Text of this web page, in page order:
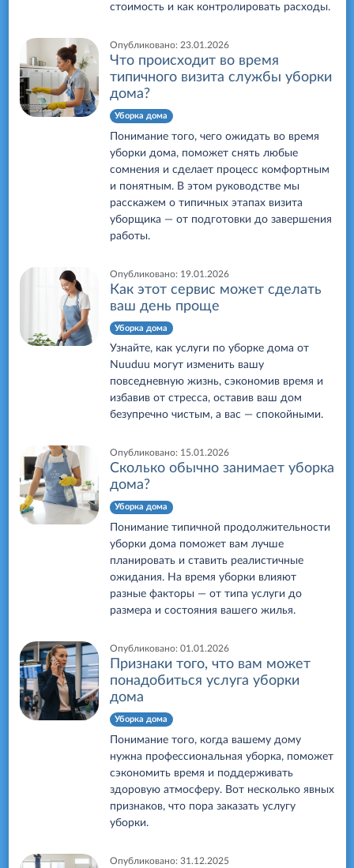
стоимость и как контролировать расходы.
Опубликовано: 23.01.2026
Что происходит во время
типичного визита службы уборки
дома?
Уборка дома
Понимание того, чего ожидать во время
уборки дома, поможет снять любые
сомнения и сделает процесс комфортным
и понятным. В этом руководстве мы
расскажем о типичных этапах визита
уборщика — от подготовки до завершения
работы.
Опубликовано: 19.01.2026
Как этот сервис может сделать
ваш день проще
Уборка дома
Узнайте, как услуги по уборке дома от
Nuuduu могут изменить вашу
повседневную жизнь, сэкономив время и
избавив от стресса, оставив ваш дом
безупречно чистым, а вас — спокойными.
Опубликовано: 15.01.2026
Сколько обычно занимает уборка
дома?
Уборка дома
Понимание типичной продолжительности
уборки дома поможет вам лучше
планировать и ставить реалистичные
ожидания. На время уборки влияют
разные факторы — от типа услуги до
размера и состояния вашего жилья.
Опубликовано: 01.01.2026
Признаки того, что вам может
понадобиться услуга уборки
дома
Уборка дома
Понимание того, когда вашему дому
нужна профессиональная уборка, поможет
сэкономить время и поддерживать
здоровую атмосферу. Вот несколько явных
признаков, что пора заказать услугу
уборки.
Опубликовано: 31.12.2025